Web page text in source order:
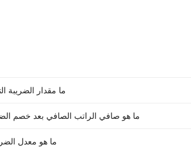
ما مقدار الضريبة التي
ما هو صافي الراتب الصافي بعد خصم الضرائب لـ ر.ع.‏١٣٠٬٠٠٠ ‏ في
ما هو معدل الضريبة